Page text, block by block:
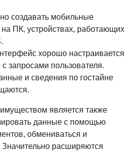
создавать мобильные
ПК, устройствах, работающих
хорошо настраивается
с запросами пользователя.
и сведения по гостайне
является также
данные с помощью
обмениваться и
Значительно расширяются